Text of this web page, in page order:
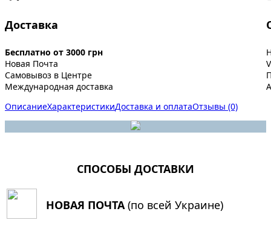
Доставка
Бесплатно от 3000 грн
Новая Почта
Самовывоз в Центре
Международная доставка
ОписаниеХарактеристикиДоставка и оплатаОтзывы (0)
СПОСОБЫ ДОСТАВКИ
НОВАЯ ПОЧТА (по всей Украине)